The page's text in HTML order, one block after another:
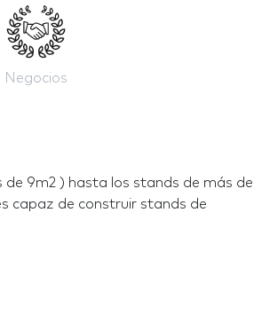
Negocios
de 9m2 ) hasta los stands de más de
capaz de construir stands de